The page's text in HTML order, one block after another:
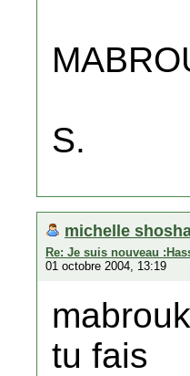
S.
michelle
Re: Je suis nouveau
01 octobre 2004, 13:19
tu fais